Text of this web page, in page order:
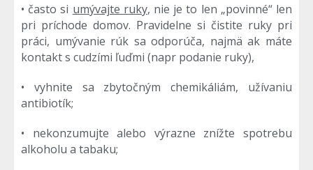
• často si umývajte ruky, nie je to len „povinné“ len
pri príchode domov. Pravidelne si čistite ruky pri
práci, umývanie rúk sa odporúča, najmä ak máte
kontakt s cudzími ľuďmi (napr podanie ruky),
• vyhnite sa zbytočným chemikáliám, užívaniu
antibiotík;
• nekonzumujte alebo výrazne znížte spotrebu
alkoholu a tabaku;